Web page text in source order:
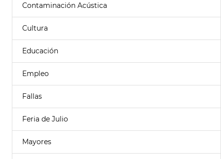
Contaminación Acústica
Cultura
Educación
Empleo
Fallas
Feria de Julio
Mayores